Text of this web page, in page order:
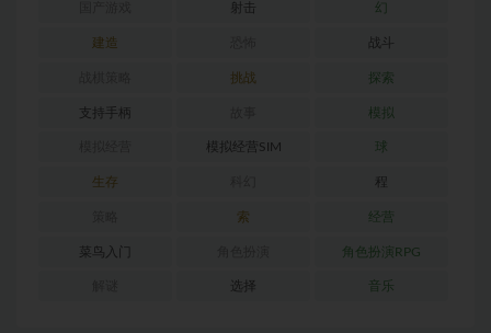
射击 幻
建造 战斗
挑战 探索
支持手柄 模拟
模拟经营SIM 球
生存 程
索 经营
菜鸟入门 角色扮演RPG
选择 音乐